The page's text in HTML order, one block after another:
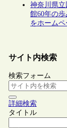
神奈川県
館60年の
をホーム
サイト内検索
検索フォーム
詳細検索
タイトル